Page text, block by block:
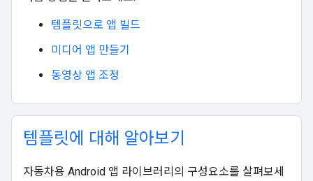
템플릿으로 앱 빌드
미디어 앱 만들기
동영상 앱 조정
템플릿에 대해 알아보기
자동차용 Android 앱 라이브러리의 구성요소를 살펴보세